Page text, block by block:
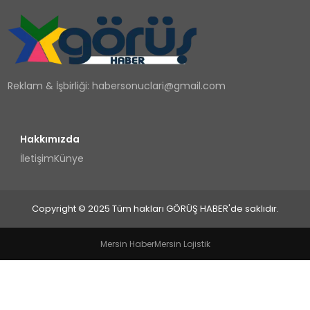
TEKNOLOJI
YAŞAM
Reklam & İşbirliği:habersonuclari@gmail.com
Hakkımızda
İletişimKünye
Copyright © 2025 Tüm hakları GÖRÜŞ HABER'de saklıdır.
Mersin HaberMersin Lojistik